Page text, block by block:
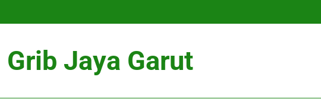
Grib Jaya Garut